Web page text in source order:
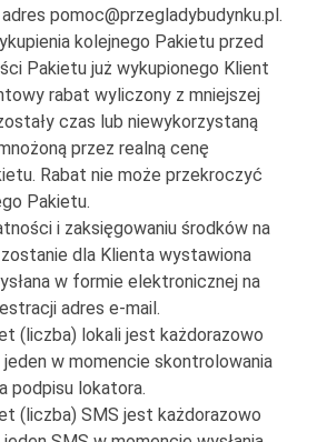
pomoc@przegladybudynku.pl.
kolejnego Pakietu przed
Pakietu już wykupionego Klient
rabat wyliczony z mniejszej
czas lub niewykorzystaną
przez realną cenę
Rabat nie może przekroczyć
Pakietu.
i zaksięgowaniu środków na
dla Klienta wystawiona
w formie elektronicznej na
adres e-mail.
(liczba) lokali jest każdorazowo
jeden w momencie skontrolowania
podpisu lokatora.
(liczba) SMS jest każdorazowo